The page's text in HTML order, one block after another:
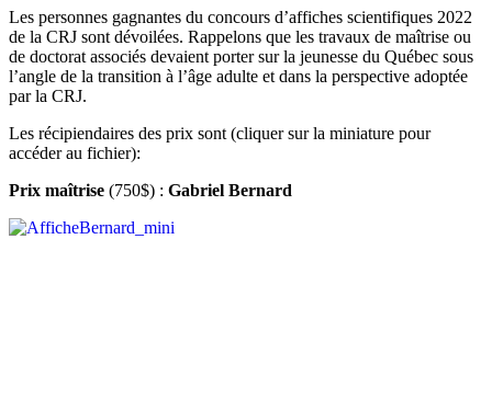
Les personnes gagnantes du concours d’affiches scientifiques 2022
de la CRJ sont dévoilées. Rappelons que les travaux de maîtrise ou
de doctorat associés devaient porter sur la jeunesse du Québec sous
l’angle de la transition à l’âge adulte et dans la perspective adoptée
par la CRJ.
Les récipiendaires des prix sont (cliquer sur la miniature pour
accéder au fichier):
Prix maîtrise (750$) : Gabriel Bernard